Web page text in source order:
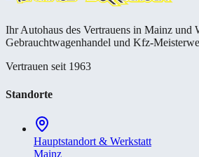
Ihr Autohaus des Vertrauens in Mainz und
Gebrauchtwagenhandel und Kfz-
Vertrauen seit 1963
Standorte
Hauptstandort & Werkstatt
Mainz